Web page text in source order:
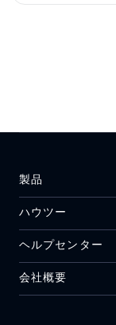
製品
ハウツー
ヘルプセンター
会社概要